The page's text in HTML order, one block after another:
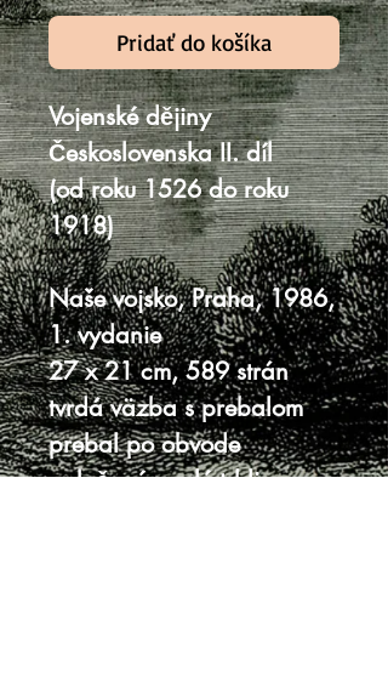
Pridať do košíka
Vojenské dějiny
Československa II. díl
(od roku 1526 do roku
1918)
Naše vojsko, Praha, 1986,
1. vydanie
27 x 21 cm, 589 strán
tvrdá väzba s prebalom
prebal po obvode
pokrčený, malé trhliny,